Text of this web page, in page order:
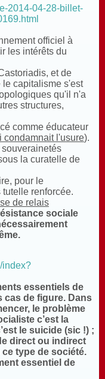
2014-04-28-billet-
officiel à
les intérêts du
et de
le capitalisme s'est
qu'il n'a
structures,
comme éducateur
condamnait l'usure).
la curatelle de
pour le
renforcée.
de relais
sociale
index?
essentiels de
cas de figure. Dans
le problème
c’est la
le suicide (sic !) ;
direct ou indirect
type de société.
essentiel de